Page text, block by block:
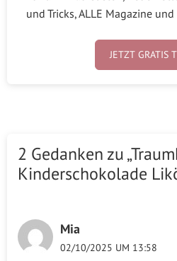
und Tricks, ALLE Magazine
JETZT GRATIS
2 Gedanken zu
Kinderschokolade
Mia
02/10/2025 UM 13:58